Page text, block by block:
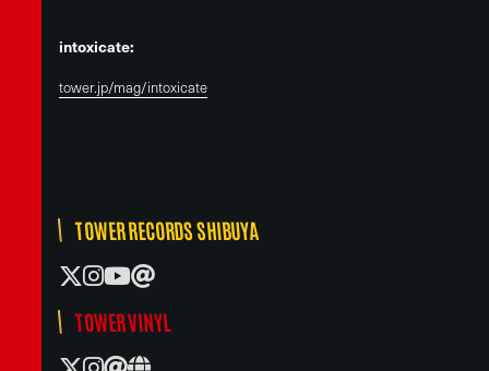
intoxicate:
tower.jp/mag/intoxicate
TOWER RECORDS SHIBUYA
TOWER VINYL